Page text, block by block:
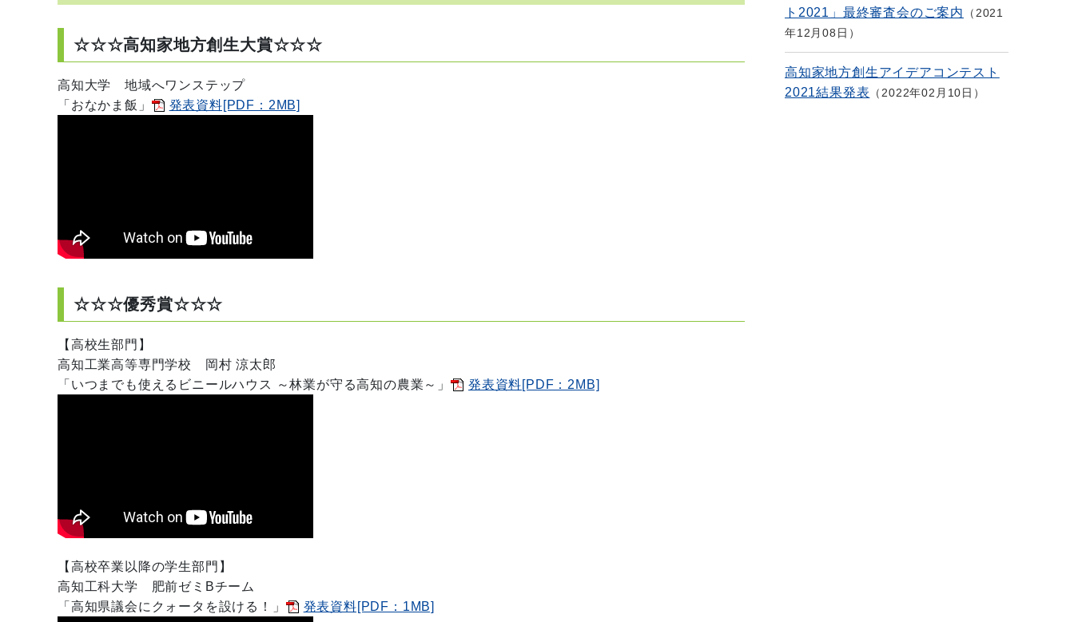
☆☆☆高知家地方創生大賞☆☆☆
高知大学
地域へワンステップ
「 おなかま飯 」 発表資料[PDF：2MB]
☆☆☆優秀賞☆☆☆
【高校生部門】
高知工業高等専門学校
岡村 涼太郎
「 いつまでも使えるビニールハウス ～林業が守る高知の農業～ 」 発表資料[PDF：2MB]
【高校卒業以降の学生部門】
高知工科大学
肥前ゼミBチーム
「 高知県議会にクォータを設ける！ 」 発表資料[PDF：1MB]
ト2021」最終審査会のご案内
2021
年12月08日
高知家地方創生アイデアコンテスト
2021結果発表
2022年02月10日